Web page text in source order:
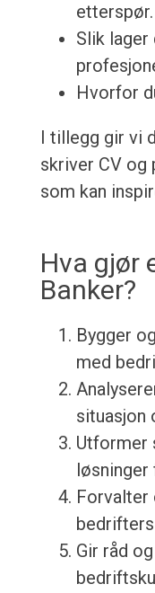
etterspør.
Slik lager
Hvorfor
I tillegg gir vi
skriver CV og
som kan
Hva gjør
Banker?
Bygger
med
situasjon
Utformer
Forvalter
Gir råd